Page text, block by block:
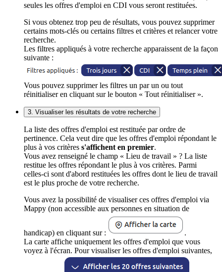
seules les offres d'emploi en CDI vous seront restituées.
Si vous obtenez trop peu de résultats, vous pouvez supprimer
certains mots-clés ou certains filtres et critères et relancer votre
recherche.
Les filtres appliqués à votre recherche apparaissent de la façon
suivante :
Vous pouvez supprimer les filtres un par un ou tout
réinitialiser en cliquant sur le bouton « Tout réinitialiser ».
3. Visualiser les résultats de votre recherche
La liste des offres d'emploi est restituée par ordre de
pertinence. Cela veut dire que les offres d'emploi répondant le
plus à vos critères s'affichent en premier.
Vous avez renseigné le champ « Lieu de travail » ? La liste
restitue les offres répondant le plus à vos critères. Parmi
celles-ci sont d'abord restituées les offres dont le lieu de travail
est le plus proche de votre recherche.
Vous avez la possibilité de visualiser ces offres d'emploi via
Mappy (non accessible aux personnes en situation de
handicap) en cliquant sur :
.
La carte affiche uniquement les offres d'emploi que vous
voyez à l'écran. Pour visualiser les offres d'emploi suivantes,